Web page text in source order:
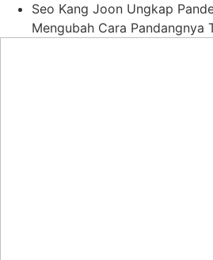
Seo Kang Joon Ungkap
Mengubah Cara Pandangnya